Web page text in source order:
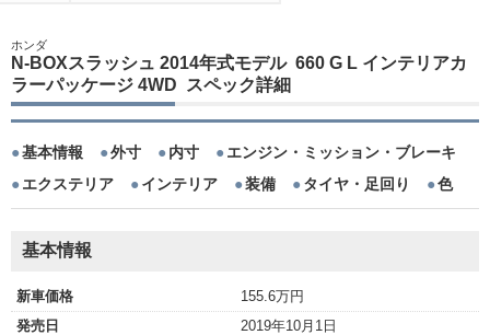
ホンダ
N-BOXスラッシュ 2014年式モデル 660 G L インテリアカ
ラーパッケージ 4WD スペック詳細
基本情報 外寸 内寸
エンジン・ミッション・ブレーキ
エクステリア
インテリア 装備 タイヤ・足回り 色
基本情報
新車価格
155.6万円
発売日
2019年10月1日